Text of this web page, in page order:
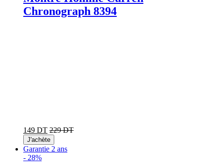
Chronograph 8394
149 DT 229 DT
J'achète
Garantie 2 ans
- 28%